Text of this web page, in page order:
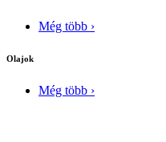
Még több ›
Olajok
Még több ›